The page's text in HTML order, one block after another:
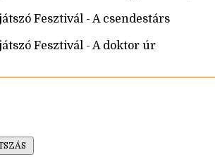
Fesztivál - A csendestárs
Fesztivál - A doktor úr